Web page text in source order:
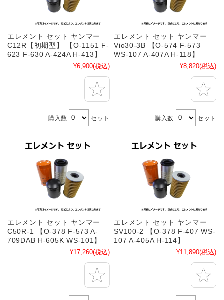
エレメント セット ヤンマー
C12R【初期型】 【O-1151 F-
623 F-630 A-424A H-413】
¥6,900(税込)
購入数 セット
エレメント セット ヤンマー
Vio30-3B 【O-574 F-573
WS-107 A-407A H-118】
¥8,820(税込)
購入数 セット
エレメント セット ヤンマー
C50R-1 【O-378 F-573 A-
709DAB H-605K WS-101】
¥17,260(税込)
エレメント セット ヤンマー
SV100-2 【O-378 F-407 WS-
107 A-405A H-114】
¥11,890(税込)